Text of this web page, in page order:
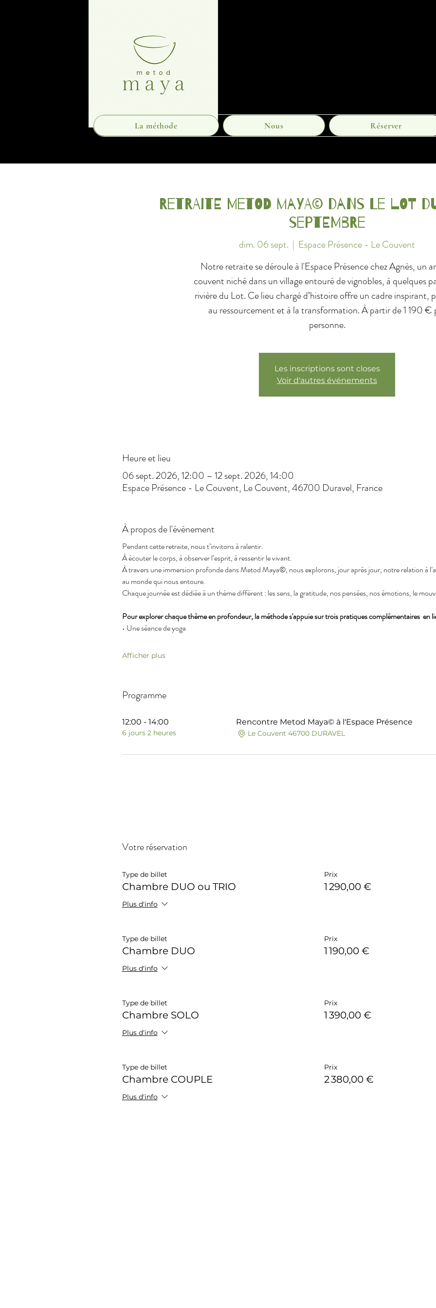
La méthode Nous Réserver
Retraite Metod Maya© dans le Lot
septembre
dim. 06 sept.
  |
Espace Présence - Le Couvent
Notre retraite se déroule à l'Espace Présence chez Agnès, un
couvent niché dans un village entouré de vignobles, à quelques
rivière du Lot. Ce lieu chargé d’histoire offre un cadre inspirant,
au ressourcement et à la transformation. À partir de 1 190 €
personne.
Les inscriptions sont closes
Voir d'autres événements
Heure et lieu
06 sept. 2026, 12:00 – 12 sept. 2026, 14:00
Espace Présence - Le Couvent, Le Couvent, 46700 Duravel, France
À propos de l'événement
Pendant cette retraite, nous t’invitons à ralentir.
À écouter le corps, à observer l’esprit, à ressentir le vivant.
À travers une immersion profonde dans Metod Maya©, nous explorons, jour après jour, notre relation à
au monde qui nous entoure.
Chaque journée est dédiée à un thème différent : les sens, la gratitude, nos pensées, nos émotions, le
Pour explorer chaque thème en profondeur, la méthode s'appuie sur trois pratiques complémentaires  en
• Une séance de yoga
Afficher plus
Programme
12:00 - 14:00
6 jours 2 heures
Rencontre Metod Maya© à l'Espace Présence
Le Couvent 46700 DURAVEL
Votre réservation
Type de billet
Chambre DUO ou TRIO
Plus d'info
Prix
1 290,00 €
Type de billet
Chambre DUO
Plus d'info
Prix
1 190,00 €
Type de billet
Chambre SOLO
Plus d'info
Prix
1 390,00 €
Type de billet
Chambre COUPLE
Plus d'info
Prix
2 380,00 €